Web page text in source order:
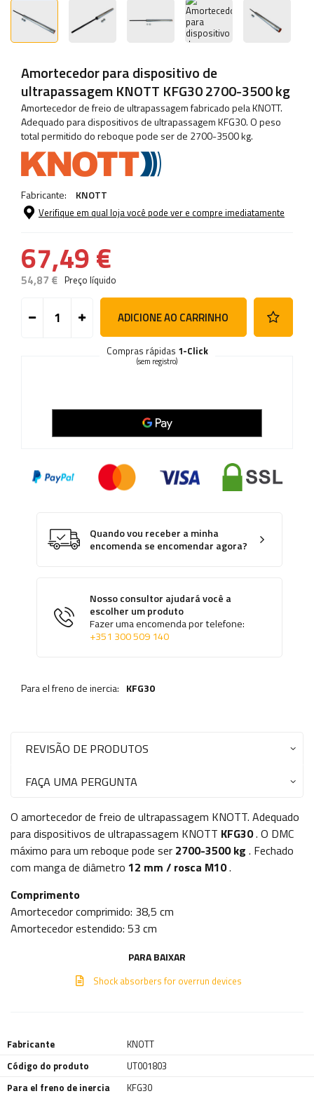
Amortecedor para dispositivo de
ultrapassagem KNOTT KFG30 2700-3500 kg
Amortecedor de freio de ultrapassagem fabricado pela KNOTT.
Adequado para dispositivos de ultrapassagem KFG30. O peso
total permitido do reboque pode ser de 2700-3500 kg.
Fabricante: KNOTT
Verifique em qual loja você pode ver e compre imediatamente
67,49 €
54,87 € Preço líquido
ADICIONE AO CARRINHO
Compras rápidas 1-Click
(sem registro)
Quando vou receber a minha
encomenda se encomendar agora?
Nosso consultor ajudará você a
escolher um produto
Fazer uma encomenda por telefone:
+351 300 509 140
Para el freno de inercia: KFG30
REVISÃO DE PRODUTOS
FAÇA UMA PERGUNTA
O amortecedor de freio de ultrapassagem KNOTT. Adequado
para dispositivos de ultrapassagem KNOTT KFG30. O DMC
máximo para um reboque pode ser 2700-3500 kg . Fechado
com manga de diâmetro 12 mm / rosca M10.
Comprimento
Amortecedor comprimido: 38,5 cm
Amortecedor estendido: 53 cm
PARA BAIXAR
Shock absorbers for overrun devices
Fabricante
KNOTT
Código do produto
UT001803
Para el freno de inercia
KFG30